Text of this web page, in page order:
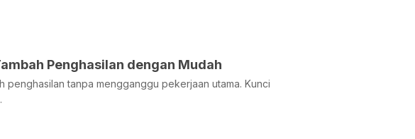
Penghasilan dengan Mudah
tanpa mengganggu pekerjaan utama. Kunci